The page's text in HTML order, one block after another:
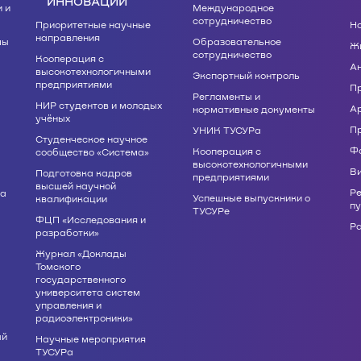
и
Приоритетные научные
направления
Кооперация с
высокотехнологичными
предприятиями
НИР студентов и молодых
учёных
Студенческое научное
сообщество «Система»
Подготовка кадров
высшей научной
квалификации
ФЦП «Исследования и
разработки»
Журнал «Доклады
Томского
государственного
университета систем
управления и
радиоэлектроники»
Научные мероприятия
ТУСУРа
Международное
сотрудничество
Образовательное
сотрудничество
Экспортный контроль
Регламенты и
нормативные документы
УНИК ТУСУРа
Кооперация с
высокотехнологичными
предприятиями
Успешные выпускники о
ТУСУРе